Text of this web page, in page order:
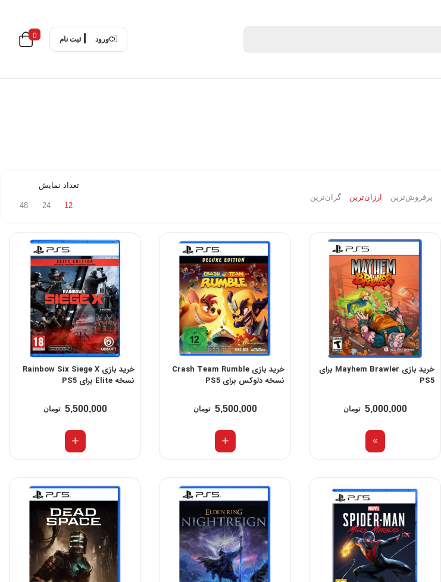
ورود ثبت نام 0
پرفروش‌ترین ارزان‌ترین گران‌ترین
تعداد نمایش
12
24
48
خرید بازی Mayhem Brawler برای
PS5
5,000,000 تومان
خرید بازی Crash Team Rumble
نسخه دلوکس برای PS5
5,500,000 تومان
خرید بازی Rainbow Six Siege X
نسخه Elite برای PS5
5,500,000 تومان